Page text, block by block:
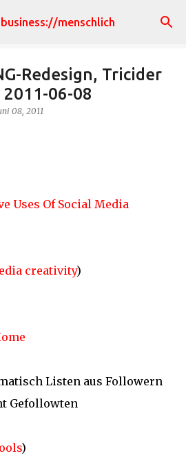
Hauptbereich
menschlich
Redesign, Tricider
06-08
08, 2011
Uses Of Social Media
creativity)
Listen aus Followern
Gefollowten
)